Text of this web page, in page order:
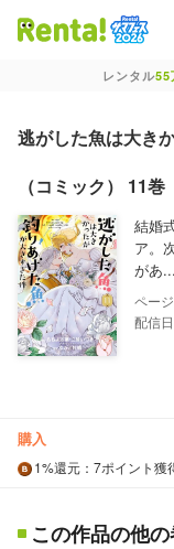
レンタル55
逃がした魚は大き
（コミック） 11
結婚
ア。
があ...
配信
購入
1%還元 ：7ポイント獲
この作品の他